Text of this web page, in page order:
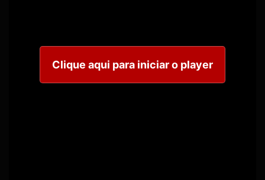
Clique aqui para iniciar o player